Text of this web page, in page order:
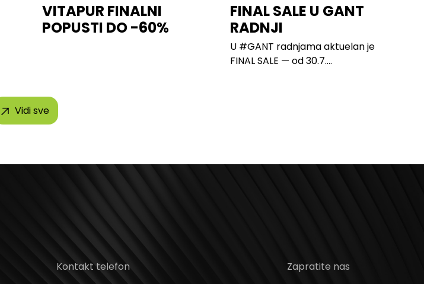
VITAPUR FINALNI
POPUSTI DO -60%
FINAL SALE U GANT
RADNJI
U #GANT radnjama aktuelan je
FINAL SALE — od 30.7....
Vidi sve
Kontakt telefon
Zapratite nas